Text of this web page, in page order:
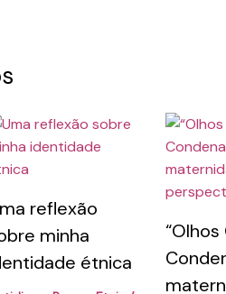
reflexão
minha
étnica
“Olhos